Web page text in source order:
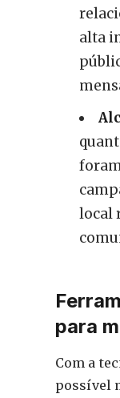
alta
local
para
Com a
possível